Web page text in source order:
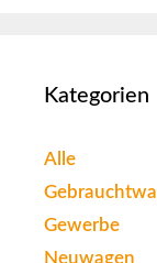
Kategorien
Alle
Gewerbe
Neuwagen